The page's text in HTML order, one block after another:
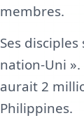
membres.
Ses
nation-Uni
aurait 2
Philippines.